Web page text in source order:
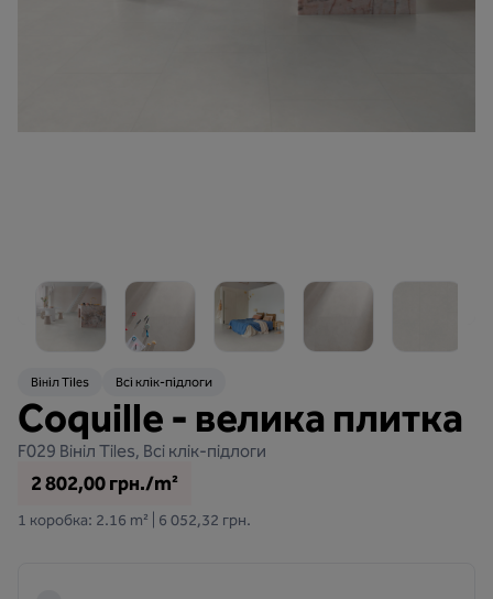
Вініл Tiles Всі клік-підлоги
Coquille - велика плитка
F029 Вініл Tiles, Всі клік-підлоги
2 802,00 грн./m²
1 коробка: 2.16 m² | 6 052,32 грн.